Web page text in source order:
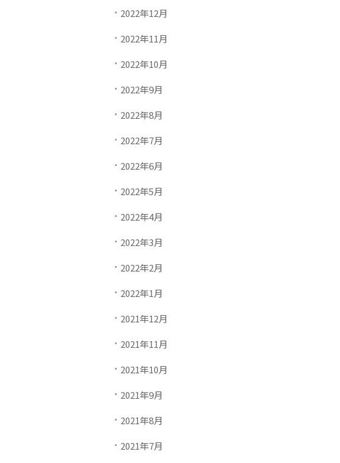
2022年12月
2022年11月
2022年10月
2022年9月
2022年8月
2022年7月
2022年6月
2022年5月
2022年4月
2022年3月
2022年2月
2022年1月
2021年12月
2021年11月
2021年10月
2021年9月
2021年8月
2021年7月